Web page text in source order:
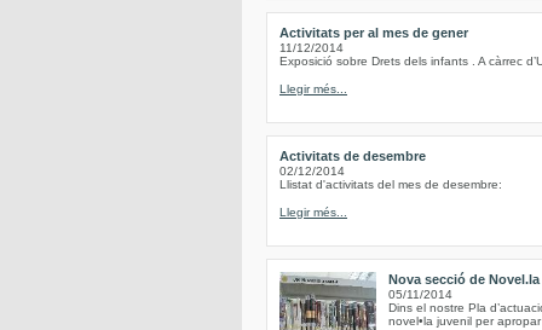
Activitats per al mes de gener
11/12/2014
Exposició sobre Drets dels infants . A càrrec
Llegir més...
Activitats de desembre
02/12/2014
Llistat d'activitats del mes de desembre:
Llegir més...
Nova secció de
05/11/2014
Dins el nostre Pla
novel•la juvenil per